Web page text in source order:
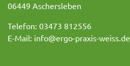
06449 Aschersleben
Telefon: 03473 812556
E-Mail: info@ergo-praxis-weiss.de